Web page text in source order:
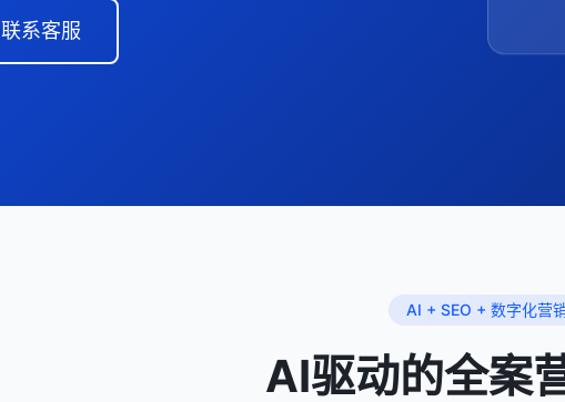
联系客服
AI + SEO + 数字化营
AI驱动的全案